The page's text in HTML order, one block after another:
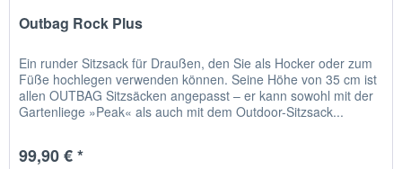
Outbag Rock Plus
Ein runder Sitzsack für Draußen, den Sie als Hocker oder zum
Füße hochlegen verwenden können. Seine Höhe von 35 cm ist
allen OUTBAG Sitzsäcken angepasst – er kann sowohl mit der
Gartenliege »Peak« als auch mit dem Outdoor-Sitzsack...
99,90 € *